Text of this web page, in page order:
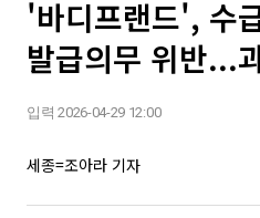
'바디프랜드', 수
발급의무 위반...
입력 2026-04-29 12:00
세종=조아라 기자